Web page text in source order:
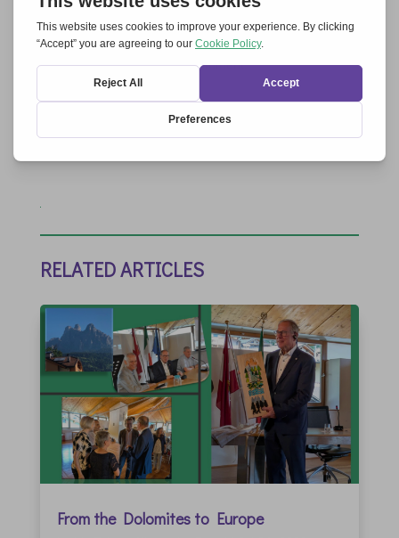
Save my name, email, and website in this
browser for the next time I comment.
Submit Comment
RELATED ARTICLES
From the Dolomites to Europe